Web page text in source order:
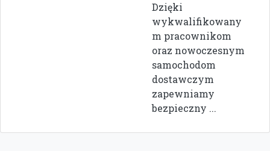
Dzięki
wykwalifikowany
m pracownikom
oraz nowoczesnym
samochodom
dostawczym
zapewniamy
bezpieczny ...